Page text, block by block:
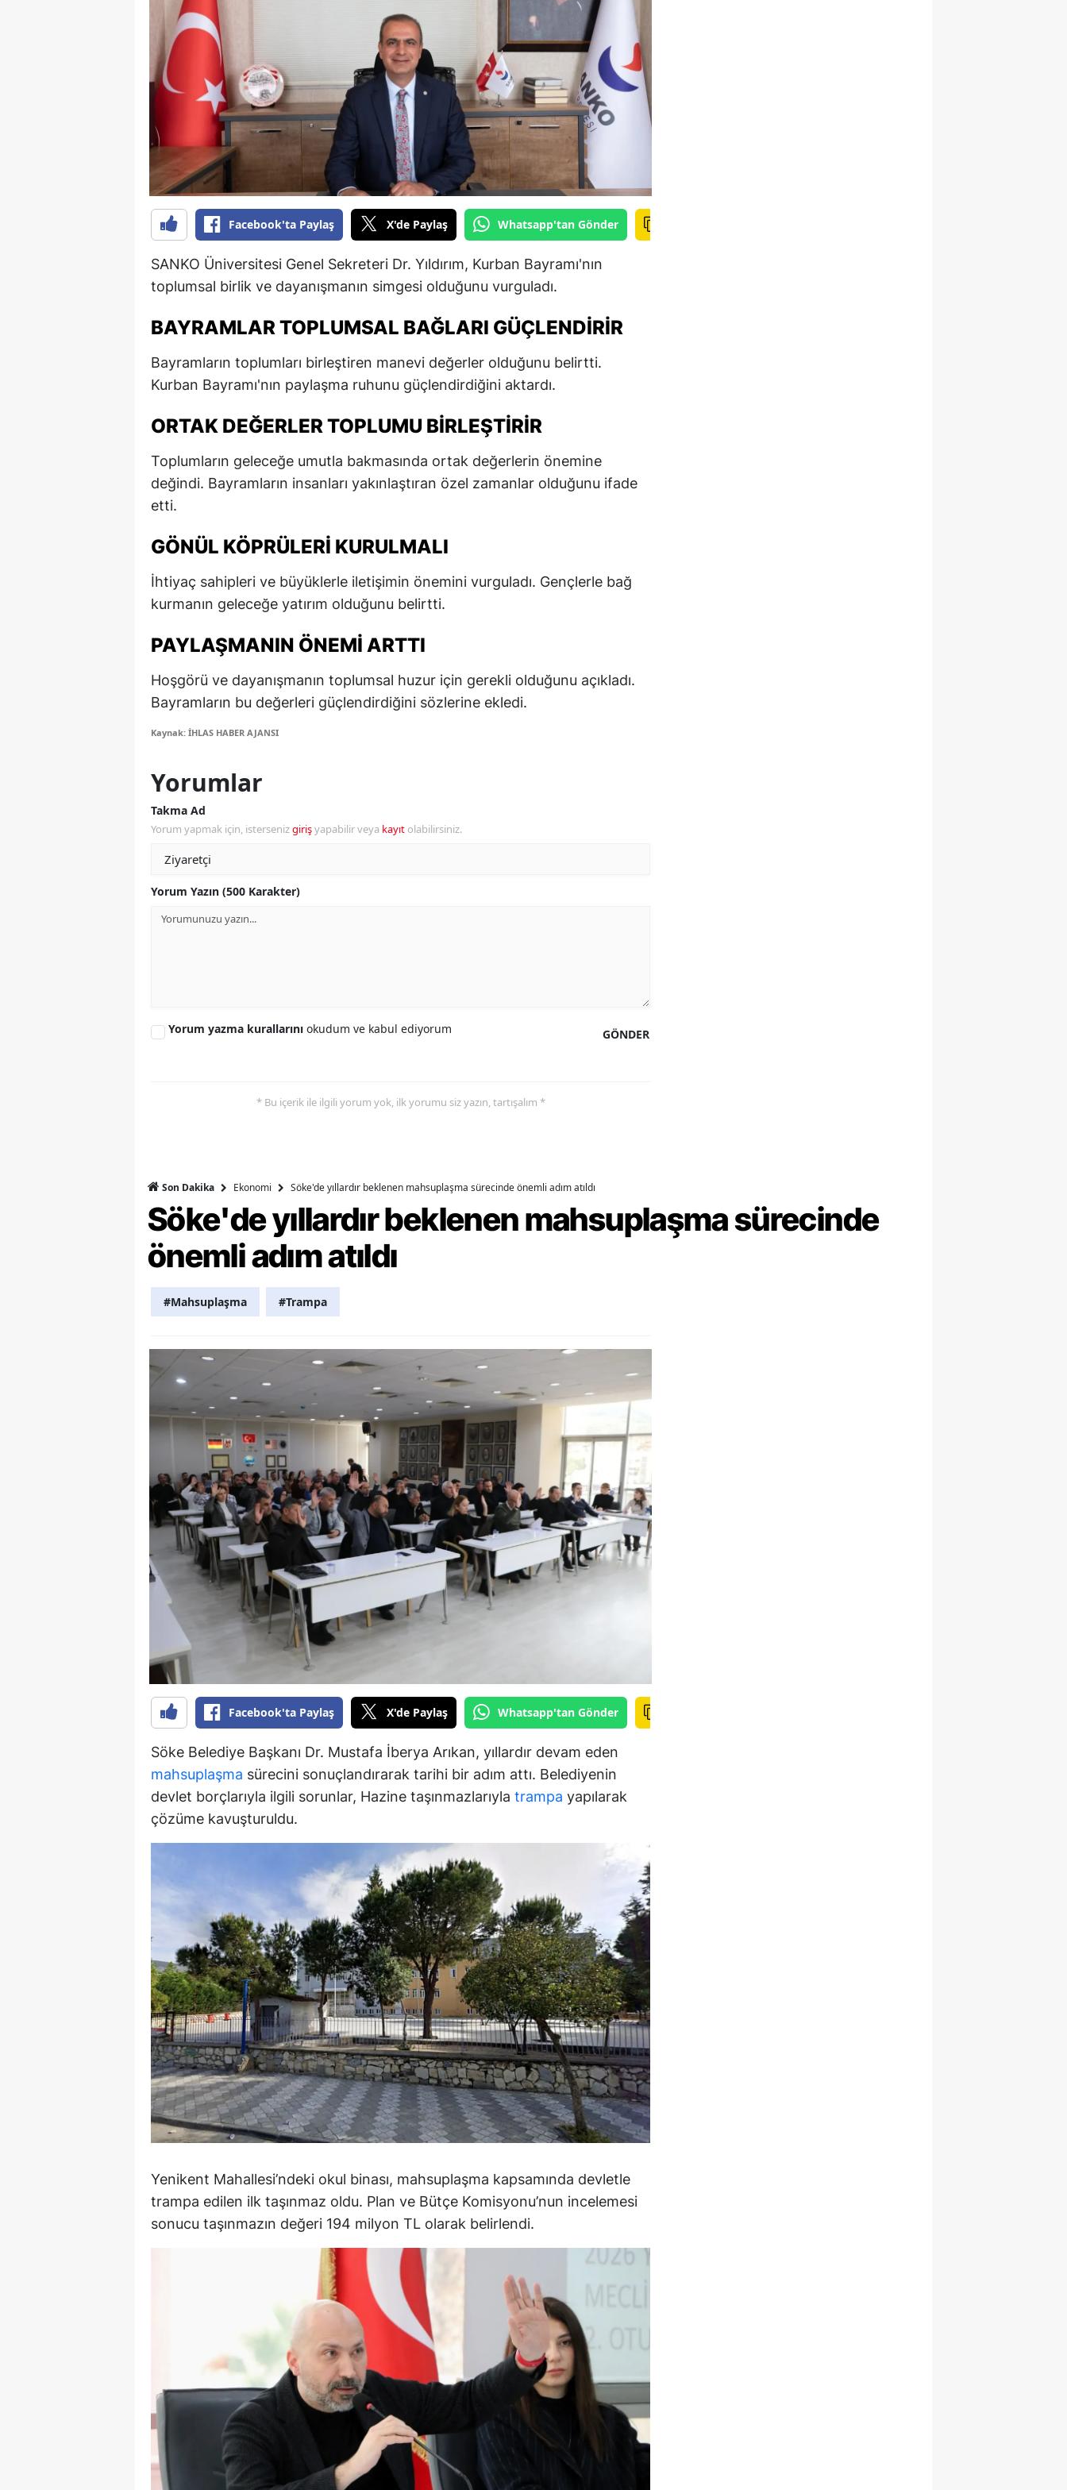
Bingöl
Bitlis
Burdur
Bursa
Çanakkale
Çankırı
Çorum
Gaziantep
Gümüşhane
Hakkari
Isparta
Kars
Konya
Mardin
Muğla
Muş
Ordu
Sakarya
Samsun
Siirt
Sinop
Sivas
Tekirdağ
Tokat
Trabzon
Tunceli
Şanlıurfa
Van
Yozgat
Zonguldak
Aksaray
Bayburt
Karaman
Kırıkkale
Batman
Şırnak
Bartın
Ardahan
Iğdır
Karabük
Kilis
Osmaniye
Düzce
Facebook'ta Paylaş X'de Paylaş Whatsapp'tan Gönder
SANKO Üniversitesi Genel Sekreteri Dr. Yıldırım, Kurban Bayramı'nın
toplumsal birlik ve dayanışmanın simgesi olduğunu vurguladı.
BAYRAMLAR TOPLUMSAL BAĞLARI GÜÇLENDIRIR
Bayramların toplumları birleştiren manevi değerler olduğunu belirtti.
Kurban Bayramı'nın paylaşma ruhunu güçlendirdiğini aktardı.
ORTAK DEĞERLER TOPLUMU BIRLEŞTIRIR
Toplumların geleceğe umutla bakmasında ortak değerlerin önemine
değindi. Bayramların insanları yakınlaştıran özel zamanlar olduğunu ifade
etti.
GÖNÜL KÖPRÜLERI KURULMALI
İhtiyaç sahipleri ve büyüklerle iletişimin önemini vurguladı. Gençlerle bağ
kurmanın geleceğe yatırım olduğunu belirtti.
PAYLAŞMANIN ÖNEMI ARTTI
Hoşgörü ve dayanışmanın toplumsal huzur için gerekli olduğunu açıkladı.
Bayramların bu değerleri güçlendirdiğini sözlerine ekledi.
Kaynak: İHLAS HABER AJANSI
Yorumlar
Takma Ad
Yorum yapmak için, istersenizgirişyapabilir veya kayıt olabilirsiniz.
Yorum Yazın (500 Karakter)
GÖNDER
Yorum yazma kurallarını okudum ve kabul ediyorum
* Bu içerik ile ilgili yorum yok, ilk yorumu siz yazın, tartışalım *
Son Dakika Ekonomi Söke'de yıllardır beklenen mahsuplaşma sürecinde önemli adım atıldı
Söke'de yıllardır beklenen mahsuplaşma sürecinde
önemli adım atıldı
#Mahsuplaşma #Trampa
Facebook'ta Paylaş X'de Paylaş Whatsapp'tan Gönder
Söke Belediye Başkanı Dr. Mustafa İberya Arıkan, yıllardır devam eden
mahsuplaşma sürecini sonuçlandırarak tarihi bir adım attı. Belediyenin
devlet borçlarıyla ilgili sorunlar, Hazine taşınmazlarıyla trampa yapılarak
çözüme kavuşturuldu.
Yenikent Mahallesi’ndeki okul binası, mahsuplaşma kapsamında devletle
trampa edilen ilk taşınmaz oldu. Plan ve Bütçe Komisyonu’nun incelemesi
sonucu taşınmazın değeri 194 milyon TL olarak belirlendi.